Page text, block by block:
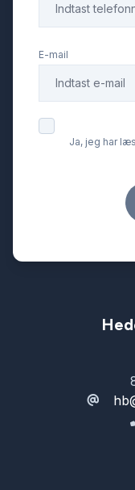
E-mail
Ja, jeg har